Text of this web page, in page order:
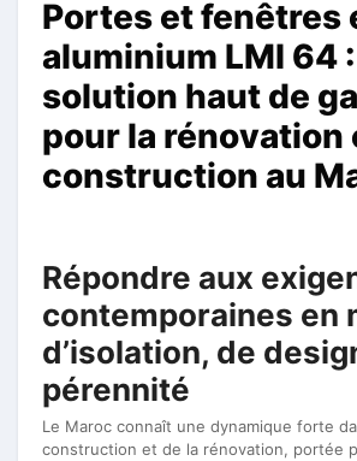
Portes et fenêtres
aluminium LMI 64
solution haut de
pour la rénovation
construction au
Répondre aux
contemporaines en
d’isolation, de
pérennité
Le Maroc connaît une dynamique forte
construction et de la rénovation, portée